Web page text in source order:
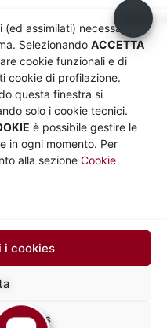
assimilati) necessari al
Selezionando ACCETTA
cookie funzionali e di
cookie di profilazione.
questa finestra si
solo i cookie tecnici.
è possibile gestire le
in ogni momento. Per
alla sezione Cookie
cookies
cookies
di genere
e gare
legali
40, 00145 Roma, P. IVA e N.
Usiamo